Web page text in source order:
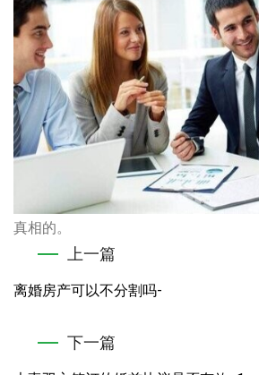
真相的。
上一篇
离婚房产可以不分割吗-
下一篇